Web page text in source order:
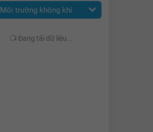
Môi trường không khí
Đang tải dữ liệu...